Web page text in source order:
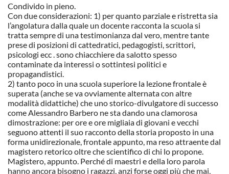
Condivido in pieno.
Con due considerazioni: 1) per quanto parziale e ristretta sia
l’angolatura dalla quale un docente racconta la scuola si
tratta sempre di una testimonianza dal vero, mentre tante
prese di posizioni di cattedratici, pedagogisti, scrittori,
psicologi ecc . sono chiacchiere da salotto spesso
contaminate da interessi o sottintesi politici e
propagandistici.
2) tanto poco in una scuola superiore la lezione frontale è
superata (anche se va ovviamente alternata con altre
modalità didattiche) che uno storico-divulgatore di successo
come Alessandro Barbero ne sta dando una clamorosa
dimostrazione: per ore e ore migliaia di giovani e vecchi
seguono attenti il suo racconto della storia proposto in una
forma unidirezionale, frontale appunto, ma reso attraente dal
magistero retorico oltre che scientifico di chi lo propone.
Magistero, appunto. Perché di maestri e della loro parola
hanno ancora bisogno i ragazzi, anzi forse oggi più che mai,